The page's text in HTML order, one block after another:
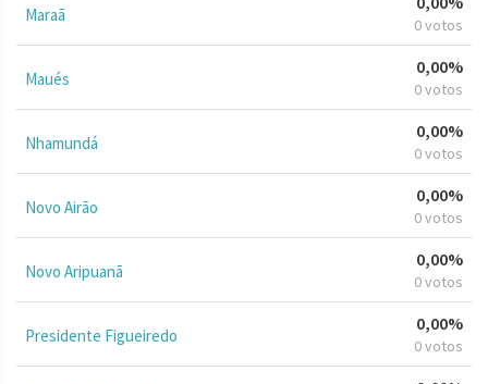
Maraã 0 votos
Maués
0,00%
0 votos
Nhamundá
0,00%
0 votos
Novo Airão
0,00%
0 votos
Novo Aripuanã
0,00%
0 votos
Presidente Figueiredo
0,00%
0 votos